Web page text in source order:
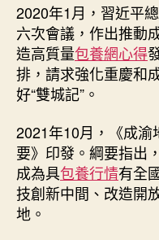
2020年1月，習近平
六次會議，作出推動
造高質量包養網心得
排，請求強化重慶和
好“雙城記”。
2021年10月，《成渝
要》印發。綱要指出
成為具包養行情有全
技創新中間、改造開
地。